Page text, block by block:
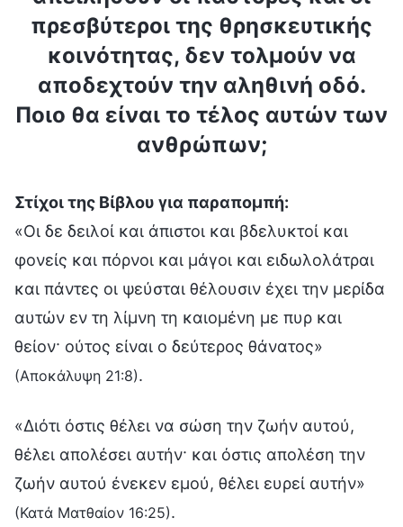
πρεσβύτεροι της θρησκευτικής
κοινότητας, δεν τολμούν να
αποδεχτούν την αληθινή οδό.
Ποιο θα είναι το τέλος αυτών των
ανθρώπων;
Στίχοι της Βίβλου για παραπομπή:
«Οι δε δειλοί και άπιστοι και βδελυκτοί και
φονείς και πόρνοι και μάγοι και ειδωλολάτραι
και πάντες οι ψεύσται θέλουσιν έχει την μερίδα
αυτών εν τη λίμνη τη καιομένη με πυρ και
θείον· ούτος είναι ο δεύτερος θάνατος»
(Αποκάλυψη 21:8).
«Διότι όστις θέλει να σώση την ζωήν αυτού,
θέλει απολέσει αυτήν· και όστις απολέση την
ζωήν αυτού ένεκεν εμού, θέλει ευρεί αυτήν»
(Κατά Ματθαίον 16:25).